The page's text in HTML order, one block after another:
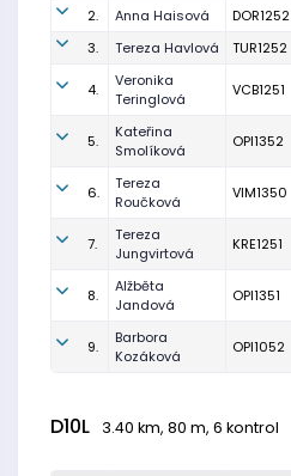
2. Anna Haisová DOR1252
3.
Tereza Havlová TUR1252
4.
Veronika
Teringlová
VCB1251
5.
Kateřina
Smolíková
OPI1352
6.
Tereza
Roučková
VIM1350
7.
Tereza
Jungvirtová
KRE1251
8.
Alžběta
Jandová
OPI1351
9.
Barbora
Kozáková
OPI1052
D10L 3.40 km, 80 m, 6 kontrol